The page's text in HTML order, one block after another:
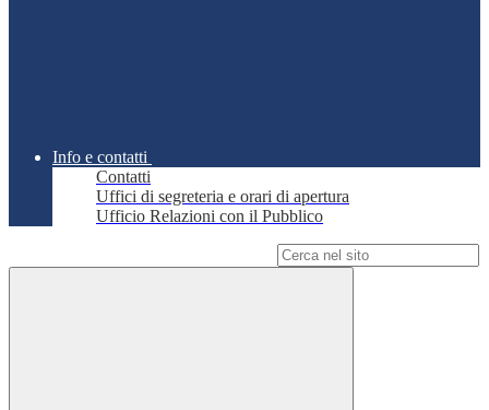
Info e contatti
Contatti
Uffici di segreteria e orari di apertura
Ufficio Relazioni con il Pubblico